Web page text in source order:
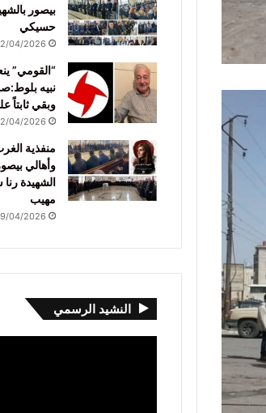
بيصور
حسيكي
04/2026
“القومي”
نبيه
وبقي ثابتاً
04/2026
منفذية
وأهالي
الشهيدة
مهيب
04/2026
النشيد الرسمي